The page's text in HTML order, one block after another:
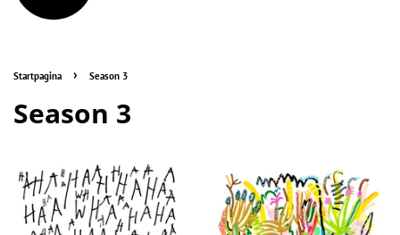
Startpagina › Season 3
Season 3